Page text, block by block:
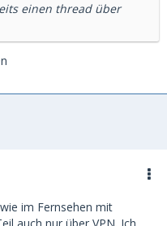
einen thread über
im Fernsehen mit